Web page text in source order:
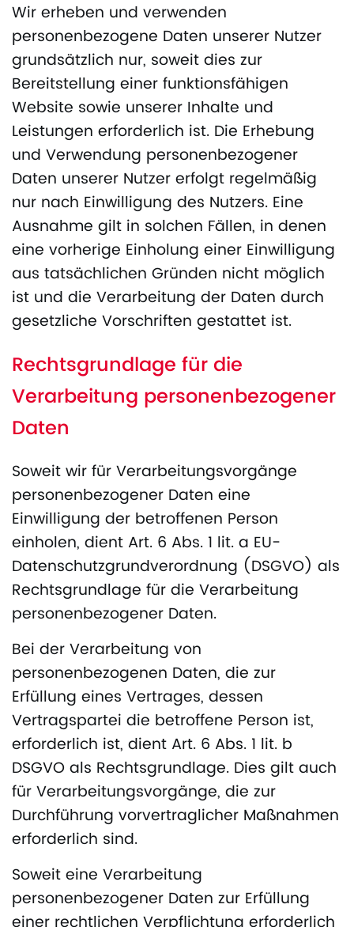
Wir erheben und verwenden
personenbezogene Daten unserer Nutzer
grundsätzlich nur, soweit dies zur
Bereitstellung einer funktionsfähigen
Website sowie unserer Inhalte und
Leistungen erforderlich ist. Die Erhebung
und Verwendung personenbezogener
Daten unserer Nutzer erfolgt regelmäßig
nur nach Einwilligung des Nutzers. Eine
Ausnahme gilt in solchen Fällen, in denen
eine vorherige Einholung einer Einwilligung
aus tatsächlichen Gründen nicht möglich
ist und die Verarbeitung der Daten durch
gesetzliche Vorschriften gestattet ist.
Rechtsgrundlage für die
Verarbeitung personenbezogener
Daten
Soweit wir für Verarbeitungsvorgänge
personenbezogener Daten eine
Einwilligung der betroffenen Person
einholen, dient Art. 6 Abs. 1 lit. a EU-
Datenschutzgrundverordnung (DSGVO) als
Rechtsgrundlage für die Verarbeitung
personenbezogener Daten.
Bei der Verarbeitung von
personenbezogenen Daten, die zur
Erfüllung eines Vertrages, dessen
Vertragspartei die betroffene Person ist,
erforderlich ist, dient Art. 6 Abs. 1 lit. b
DSGVO als Rechtsgrundlage. Dies gilt auch
für Verarbeitungsvorgänge, die zur
Durchführung vorvertraglicher Maßnahmen
erforderlich sind.
Soweit eine Verarbeitung
personenbezogener Daten zur Erfüllung